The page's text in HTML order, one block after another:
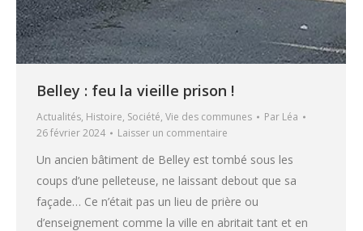
Belley : feu la vieille prison !
Actualités, Histoire, Société, Vie des communes Par Léa
26 février 2024
Laisser un commentaire
Un ancien bâtiment de Belley est tombé sous les
coups d’une pelleteuse, ne laissant debout que sa
façade… Ce n’était pas un lieu de prière ou
d’enseignement comme la ville en abritait tant et en